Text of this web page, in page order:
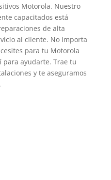
Motorola. Nuestro
capacitados está
de alta
al cliente. No importa
para tu Motorola
para ayudarte. Trae tu
y te aseguramos